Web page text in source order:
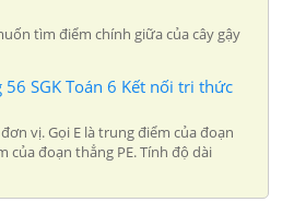
tìm điểm chính giữa của cây gậy
SGK Toán 6 Kết nối tri thức
vị. Gọi E là trung điểm của đoạn
của đoạn thẳng PE. Tính độ dài